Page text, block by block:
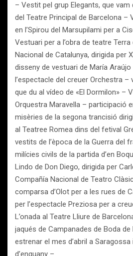
– Vestit pel grup Elegants, que vam
del Teatre Principal de Barcelona –
en l’Spirou del Marsupilami per a
Vestuari per a l’obra de teatre Terra
Nacional de Catalunya, dirigida per
disseny de vestuari de María
l’espectacle del creuer Orchestra –
que du al vídeo de «El Dormilon» –
Orquestra Maravella – participació
misèries de la segona trancisió
al Teatree Romea dins del fetival
vestits de l’època de la Guerra del
milícies civils de la partida d’en
Lindo de Don Diego, dirigida per
Compañía Nacional de Teatro
comparsa d’Olot per a les rues de
per l’espectacle Preziosa per a
L’onada al Teatre Lliure de
jaqués de Campanades de Boda de
estrenar el mes d’abril a Saragossa
d’enguany –